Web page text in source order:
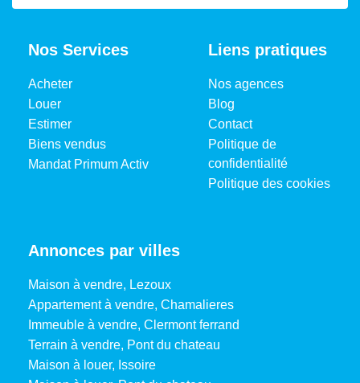
Nos Services
Acheter
Louer
Estimer
Biens vendus
Mandat Primum Activ
Liens pratiques
Nos agences
Blog
Contact
Politique de
confidentialité
Politique des cookies
Annonces par villes
Maison à vendre, Lezoux
Appartement à vendre, Chamalieres
Immeuble à vendre, Clermont ferrand
Terrain à vendre, Pont du chateau
Maison à louer, Issoire